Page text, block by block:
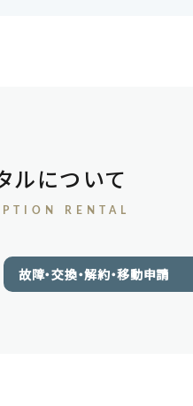
ルについて
RENTAL
故障・交換・解約・移動申請